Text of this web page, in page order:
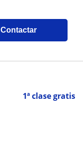
Contactar
1ª clase gratis